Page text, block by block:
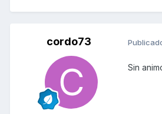
cordo73
Sin